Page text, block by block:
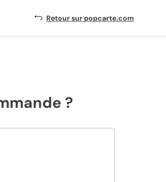
Retour sur popcarte.com
?